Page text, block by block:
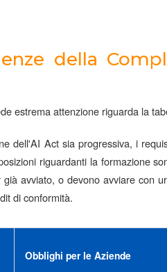
della
estrema attenzione riguarda la
dell'AI Act sia progressiva, i
riguardanti la formazione
avviato, o devono avviare con
di conformità.
Obblighi per le Aziende